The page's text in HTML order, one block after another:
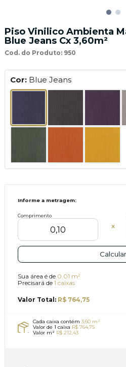
Piso Vinilico Ambienta
Blue Jeans Cx 3,60m²
Cod. do Produto: 950
Cor: Blue Jeans
Informe a metragem:
Comprimento
X
Calcular
Sua área é de 0.01 m²
Precisará de 1 caixas
Valor Total: R$ 764,75
Cada caixa contém 3,60 m²
Valor de 1 caixa R$ 764,75
Valor m² R$ 212,43